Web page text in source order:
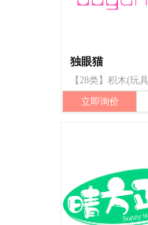
独眼猫
立即询价